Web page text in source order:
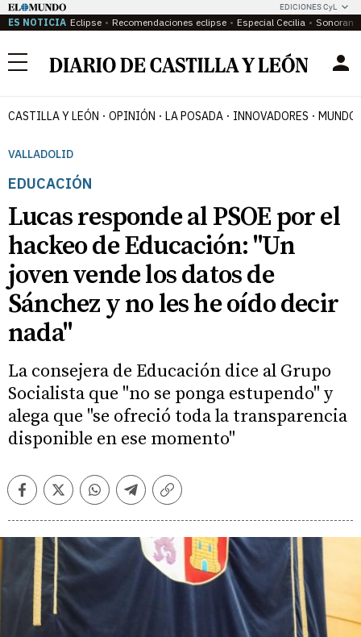
EDICIONES CyL
ES NOTICIA Eclipse Recomendaciones eclipse Especial Cecilia
Menú
CASTILLA Y LEÓN OPINIÓN LA POSADA INNOVADORES MUNDO
VALLADOLID
EDUCACIÓN
Lucas responde al PSOE por el
hackeo de Educación: "Un
joven vende los datos de
Sánchez y no les he oído decir
nada"
La consejera de Educación dice al Grupo
Socialista que "no se ponga estupendo" y
alega que "se ofreció toda la transparencia
disponible en ese momento"
FacebookTwitterWhatsappTelegramCopiar